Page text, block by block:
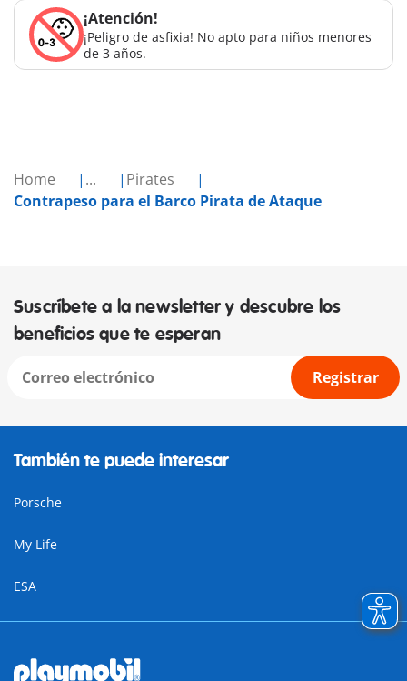
Home ...
Pirates
Contrapeso para el Barco Pirata de Ataque
¡Atención!
¡Peligro de asfixia! No apto para niños menores
de 3 años.
Suscríbete a la newsletter y descubre los
beneficios que te esperan
Registrar
También te puede interesar
Porsche
My Life
ESA